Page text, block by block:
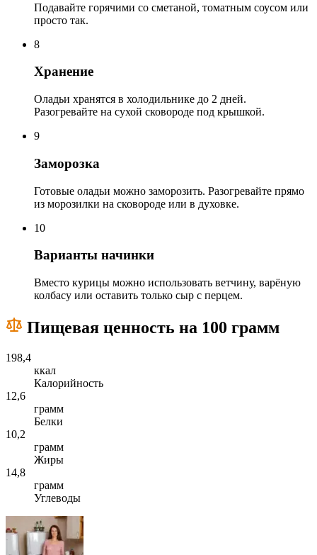
Подавайте горячими со сметаной, томатным соусом или
просто так.
8
Хранение
Оладьи хранятся в холодильнике до 2 дней.
Разогревайте на сухой сковороде под крышкой.
9
Заморозка
Готовые оладьи можно заморозить. Разогревайте прямо
из морозилки на сковороде или в духовке.
10
Варианты начинки
Вместо курицы можно использовать ветчину, варёную
колбасу или оставить только сыр с перцем.
Пищевая ценность на 100 грамм
198,4
ккал
Калорийность
12,6
грамм
Белки
10,2
грамм
Жиры
14,8
грамм
Углеводы